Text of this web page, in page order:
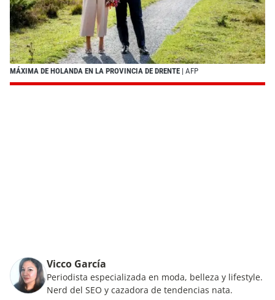
MÁXIMA DE HOLANDA EN LA PROVINCIA DE DRENTE | AFP
Vicco García
Periodista especializada en moda, belleza y lifestyle.
Nerd del SEO y cazadora de tendencias nata.